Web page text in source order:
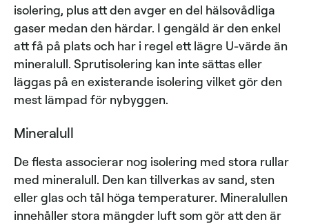
isolering, plus att den avger en del hälsovådliga
gaser medan den härdar. I gengäld är den enkel
att få på plats och har i regel ett lägre U-värde än
mineralull. Sprutisolering kan inte sättas eller
läggas på en existerande isolering vilket gör den
mest lämpad för nybyggen.
Mineralull
De flesta associerar nog isolering med stora rullar
med mineralull. Den kan tillverkas av sand, sten
eller glas och tål höga temperaturer. Mineralullen
innehåller stora mängder luft som gör att den är